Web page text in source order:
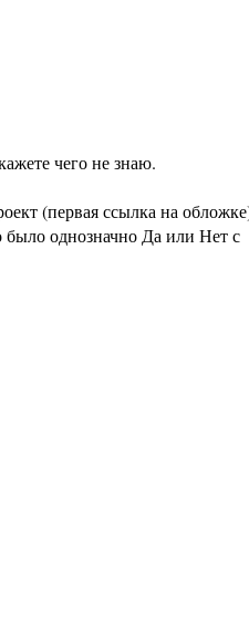
чего не знаю.
(первая ссылка на
однозначно Да или Нет с